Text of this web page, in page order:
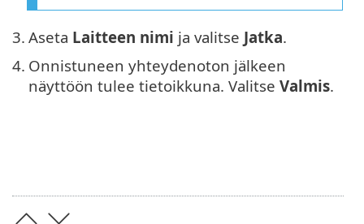
3. Aseta Laitteen nimi ja valitse Jatka.
4. Onnistuneen yhteydenoton jälkeen
näyttöön tulee tietoikkuna. Valitse Valmis.